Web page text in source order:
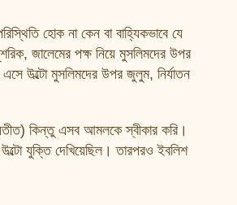
হোক না কেন বা বাহ্যিকভাবে যে
জালেমের পক্ষ নিয়ে মুসলিমদের উপর
এসে উল্টো মুসলিমদের উপর জুলুম, নির্যাতন
কিন্তু এসব আমলকে স্বীকার করি।
যুক্তি দেখিয়েছিল। তারপরও ইবলিশ